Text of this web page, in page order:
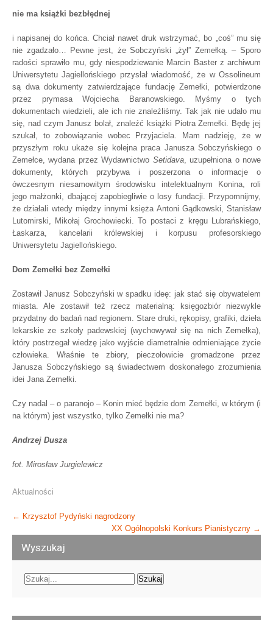
nie ma książki bezbłędnej
i napisanej do końca. Chciał nawet druk wstrzymać, bo „coś” mu się
nie zgadzało… Pewne jest, że Sobczyński „żył” Zemełką. – Sporo
radości sprawiło mu, gdy niespodziewanie Marcin Baster z archiwum
Uniwersytetu Jagiellońskiego przysłał wiadomość, że w Ossolineum
są dwa dokumenty zatwierdzające fundację Zemełki, potwierdzone
przez prymasa Wojciecha Baranowskiego. Myśmy o tych
dokumentach wiedzieli, ale ich nie znaleźliśmy. Tak jak nie udało mu
się, nad czym Janusz bolał, znaleźć książki Piotra Zemełki. Będę jej
szukał, to zobowiązanie wobec Przyjaciela. Mam nadzieję, że w
przyszłym roku ukaże się kolejna praca Janusza Sobczyńskiego o
Zemełce, wydana przez Wydawnictwo Setidava, uzupełniona o nowe
dokumenty, których przybywa i poszerzona o informacje o
ówczesnym niesamowitym środowisku intelektualnym Konina, roli
jego małżonki, dbającej zapobiegliwie o losy fundacji. Przypomnijmy,
że działali wtedy między innymi księża Antoni Gądkowski, Stanisław
Lutomirski, Mikołaj Grochowiecki. To postaci z kręgu Lubrańskiego,
Łaskarza, kancelarii królewskiej i korpusu profesorskiego
Uniwersytetu Jagiellońskiego.
Dom Zemełki bez Zemełki
Zostawił Janusz Sobczyński w spadku ideę: jak stać się obywatelem
miasta. Ale zostawił też rzecz materialną: księgozbiór
niezwykle
przydatny do badań nad regionem. Stare druki, rękopisy, grafiki, dzieła
lekarskie ze szkoły padewskiej (wychowywał się na nich Zemełka),
który postrzegał wiedzę jako wyjście diametralnie odmieniające życie
człowieka. Właśnie te zbiory, pieczołowicie gromadzone przez
Janusza Sobczyńskiego są świadectwem doskonałego zrozumienia
idei Jana Zemełki.
Czy nadal – o paranojo – Konin mieć będzie dom Zemełki, w którym (i
na którym) jest wszystko, tylko Zemełki nie ma?
Andrzej Dusza
fot. Mirosław Jurgielewicz
Aktualności
Post
navigation
← Krzysztof Pydyński nagrodzony
XX Ogólnopolski Konkurs Pianistyczny →
Wyszukaj